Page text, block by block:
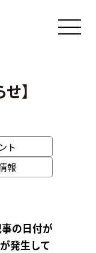
】
ト
報
の日付が
発生して